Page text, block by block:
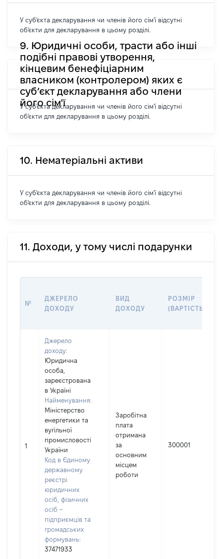
У суб'єкта декларування чи членів його сім'ї відсутні
об'єкти для декларування в цьому розділі.
9. Юридичні особи, трасти або інші
подібні правові утворення,
кінцевим бенефіціарним
власником (контролером) яких є
суб’єкт декларування або члени
його сім'ї
У суб'єкта декларування чи членів його сім'ї відсутні
об'єкти для декларування в цьому розділі.
10. Нематеріальні активи
У суб'єкта декларування чи членів його сім'ї відсутні
об'єкти для декларування в цьому розділі.
11. Доходи, у тому числі подарунки
№
ДЖЕРЕЛО
ДОХОДУ
ВИД
ДОХОДУ
РОЗМІР
(ВАРТІСТЬ)
1
Джерело
доходу:
Юридична
особа,
зареєстрована
в Україні
Найменування:
Міністерство
енергетики та
вугільної
промисловості
України
Код в Єдиному
державному
реєстрі
юридичних
осіб, фізичних
осіб –
підприємців та
громадських
формувань:
37471933
Заробітна
плата
отримана
за
основним
місцем
роботи
300001